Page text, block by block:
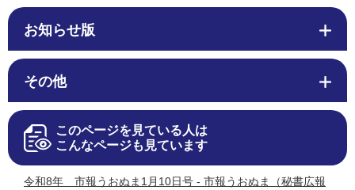
お知らせ版
その他
このページを見ている人は
こんなページも見ています
令和8年 市報うおぬま1月10日号 - 市報うおぬま（秘書広報